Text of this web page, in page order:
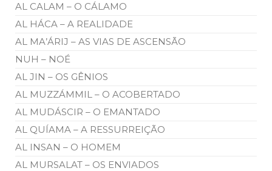
AL CALAM – O CÁLAMO
AL HÁCA – A REALIDADE
AL MA’ÁRIJ – AS VIAS DE ASCENSÃO
NUH – NOÉ
AL JIN – OS GÊNIOS
AL MUZZÁMMIL – O ACOBERTADO
AL MUDÁSCIR – O EMANTADO
AL QUÍAMA – A RESSURREIÇÃO
AL INSAN – O HOMEM
AL MURSALAT – OS ENVIADOS